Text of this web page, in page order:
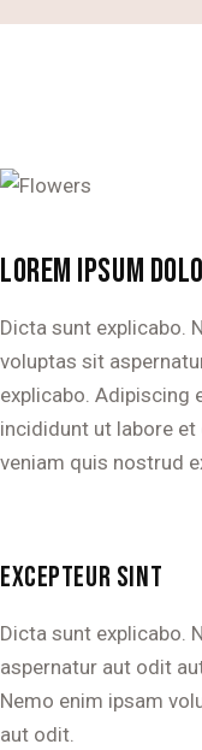
LOREM IPSUM
Dicta sunt explicabo.
voluptas sit
explicabo. Adipiscing
incididunt ut labore
veniam quis nostrud
EXCEPTEUR SINT
Dicta sunt explicabo.
aspernatur aut odit
Nemo enim ipsam
aut odit.